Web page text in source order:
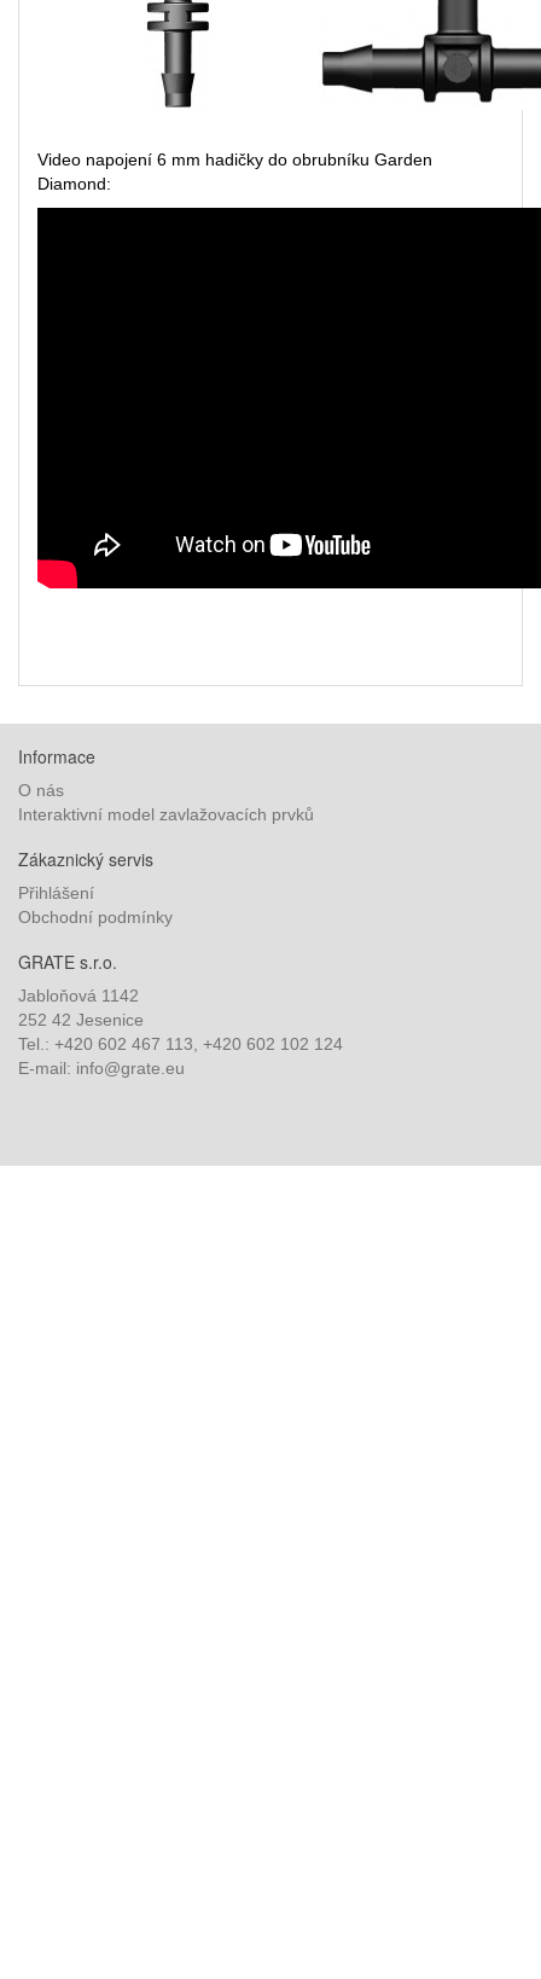
Video napojení 6 mm hadičky do obrubníku Garden
Diamond:
Informace
O nás
Interaktivní model zavlažovacích prvků
Zákaznický servis
Přihlášení
Obchodní podmínky
GRATE s.r.o.
Jabloňová 1142
252 42 Jesenice
Tel.: +420 602 467 113, +420 602 102 124
E-mail: info@grate.eu